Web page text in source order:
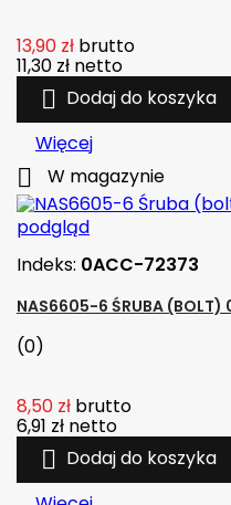
13,90 zł brutto
11,30 zł netto
 Dodaj do koszyka
Więcej
 W magazynie
podgląd
Indeks: 0ACC-72373
NAS6605-6 ŚRUBA
(0)
8,50 zł brutto
6,91 zł netto
 Dodaj do koszyka